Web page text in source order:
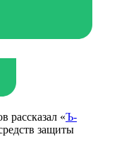
рассказал «Ъ-
защиты